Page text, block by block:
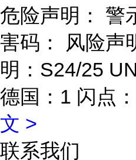
危险声明： 警
害码： 风险声
明：S24/25
德国：1 闪点
文 >
联系我们